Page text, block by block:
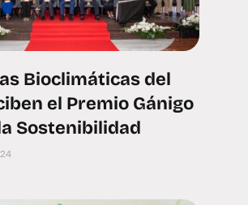
Bioclimáticas del
el Premio Gánigo
Sostenibilidad